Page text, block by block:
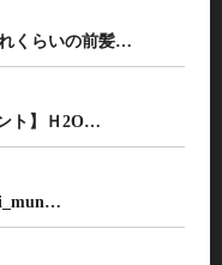
くらいの前髪…
ト】Ｈ2O…